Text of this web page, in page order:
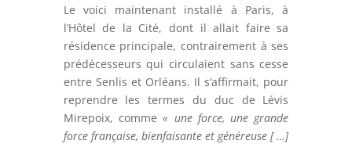
Le voici maintenant installé à Paris, à
l’Hôtel de la Cité, dont il allait faire sa
résidence principale, contrairement à ses
prédécesseurs qui circulaient sans cesse
entre Senlis et Orléans. Il s’affirmait, pour
reprendre les termes du duc de Lévis
Mirepoix, comme « une force, une grande
force française, bienfaisante et généreuse [ …]